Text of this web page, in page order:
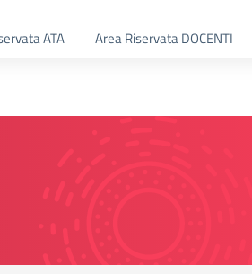
ATA Area Riservata DOCENTI